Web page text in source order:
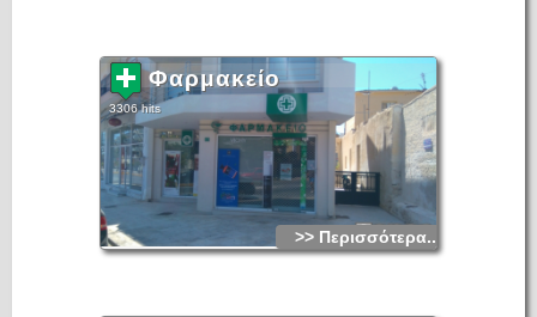
Φαρμακείο
3306 hits
>> Περισσότερα...